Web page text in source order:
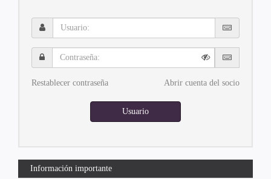
Usuario:
Contraseña:
Restablecer contraseña Abrir cuenta del socio
Usuario
Información importante